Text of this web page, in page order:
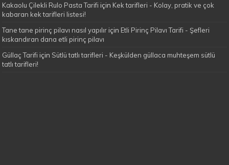
Kakaolu Çilekli Rulo Pasta Tarifi için Kek tarifleri - Kolay, pratik ve çok
kabaran kek tarifleri listesi!
Tane tane pirinç pilavı nasıl yapılır için Etli Pirinç Pilavı Tarifi - Şefleri
kıskandıran dana etli pirinç pilavı
Güllaç Tarifi için Sütlü tatlı tarifleri - Keşkülden güllaca muhteşem sütlü
tatlı tarifleri!